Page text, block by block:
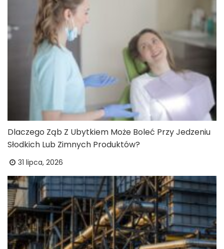
Dlaczego Ząb Z Ubytkiem Może Boleć Przy Jedzeniu
Słodkich Lub Zimnych Produktów?
31 lipca, 2026